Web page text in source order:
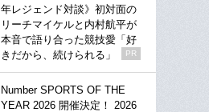
年レジェンド対談》初対面の
リーチマイケルと内村航平が
本音で語り合った競技愛「好
きだから、続けられる」
PR
Number SPORTS OF THE
YEAR 2026 開催決定！ 2026